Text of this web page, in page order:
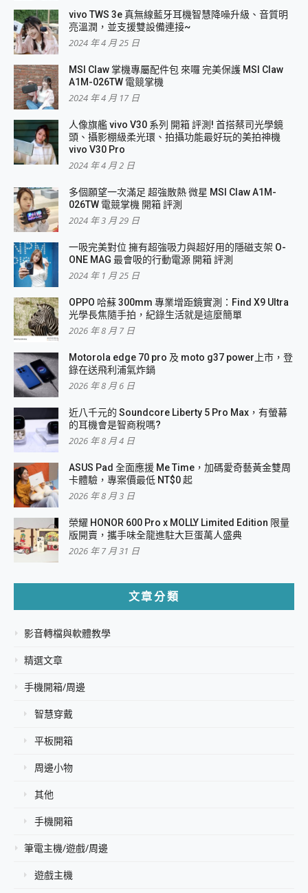
vivo TWS 3e 真無線藍牙耳機智慧降噪升級、音質明
亮溫潤，並支援雙設備連接~
2024 年 4 月 25 日
MSI Claw 掌機專屬配件包 來囉 完美保護 MSI Claw
A1M-026TW 電競掌機
2024 年 4 月 17 日
人像旗艦 vivo V30 系列 開箱 評測! 首搭蔡司光學鏡
頭、攝影棚級柔光環、拍攝功能最好玩的美拍神機
vivo V30 Pro
2024 年 4 月 2 日
多個願望一次滿足 超強散熱 微星 MSI Claw A1M-
026TW 電競掌機 開箱 評測
2024 年 3 月 29 日
一吸完美對位 擁有超強吸力與超好用的隱磁支架 O-
ONE MAG 最會吸的行動電源 開箱 評測
2024 年 1 月 25 日
OPPO 哈蘇 300mm 專業增距鏡實測：Find X9 Ultra
光學長焦隨手拍，紀錄生活就是這麼簡單
2026 年 8 月 7 日
Motorola edge 70 pro 及 moto g37 power上市，登
錄在送飛利浦氣炸鍋
2026 年 8 月 6 日
近八千元的 Soundcore Liberty 5 Pro Max，有螢幕
的耳機會是智商稅嗎?
2026 年 8 月 4 日
ASUS Pad 全面應援 Me Time，加碼愛奇藝黃金雙周
卡體驗，專案價最低 NT$0 起
2026 年 8 月 3 日
榮耀 HONOR 600 Pro x MOLLY Limited Edition 限量
版開賣，攜手味全龍進駐大巨蛋萬人盛典
2026 年 7 月 31 日
文章分類
影音轉檔與軟體教學
精選文章
手機開箱/周邊
智慧穿戴
平板開箱
周邊小物
其他
手機開箱
筆電主機/遊戲/周邊
遊戲主機